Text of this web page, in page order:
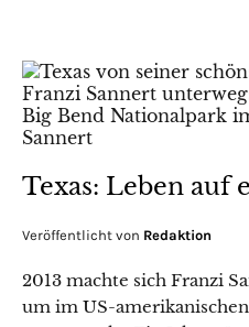
Texas: Leben auf
Veröffentlicht von Redaktion
2013 machte sich Franzi
um im US-